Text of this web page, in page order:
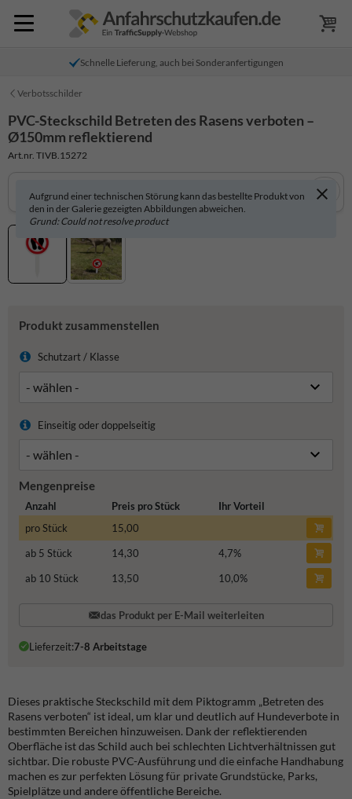
Schnelle Lieferung, auch bei Sonderanfertigungen
Verbotsschilder
PVC-Steckschild Betreten des Rasens verboten –
Ø150mm reflektierend
Art.nr. TIVB.15272
Aufgrund einer technischen Störung kann das bestellte Produkt von
den in der Galerie gezeigten Abbildungen abweichen.
Grund: Could not resolve product
Produkt zusammenstellen
Schutzart / Klasse
Einseitig oder doppelseitig
Mengenpreise
Anzahl Preis pro Stück
Ihr Vorteil
pro Stück
15,00
ab 5 Stück
14,30 4,7%
ab 10 Stück
13,50 10,0%
das Produkt per E-Mail weiterleiten
Lieferzeit:7-8 Arbeitstage
Dieses praktische Steckschild mit dem Piktogramm „Betreten des
Rasens verboten“ ist ideal, um klar und deutlich auf Hundeverbote in
bestimmten Bereichen hinzuweisen. Dank der reflektierenden
Oberfläche ist das Schild auch bei schlechten Lichtverhältnissen gut
sichtbar. Die robuste PVC-Ausführung und die einfache Handhabung
machen es zur perfekten Lösung für private Grundstücke, Parks,
Spielplätze und andere öffentliche Bereiche.